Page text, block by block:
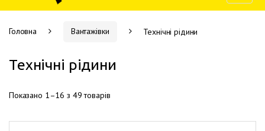
Головна Вантажівки Технічні рідини
Технічні рідини
Показано 1–16 з 49 товарів